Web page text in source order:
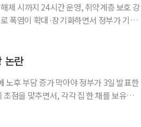
제 시까지 24시간 운영, 취약계층 보호 강
폭염이 확대·장기화하면서 정부가 기존
대되고 장기화한 데 따른 것이다. 기존에
논란
노후 부담 증가 막아야 정부가 3일 발표한
점을 맞추면서, 각각 집 한 채를 보유한